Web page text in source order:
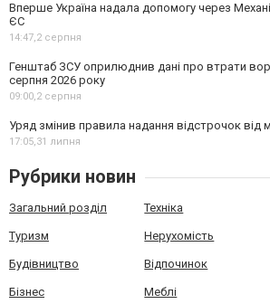
Вперше Україна надала допомогу через
ЄС
14:47,2 серпня
Генштаб ЗСУ оприлюднив дані про втрати
серпня 2026 року
09:00,2 серпня
Уряд змінив правила надання відстрочок від
17:05,31 липня
Рубрики новин
Загальний розділ Техніка
Туризм Нерухомість
Будівництво Відпочинок
Бізнес Меблі